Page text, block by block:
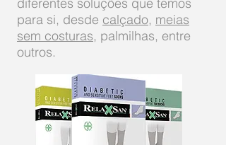
para si, desde calçado, meias
sem costuras, palmilhas, entre
outros.